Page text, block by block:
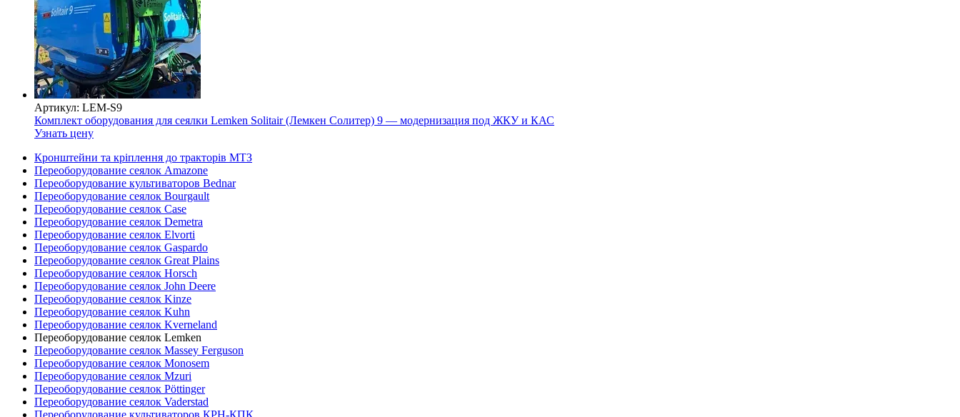
Артикул: LEM-S9
Комплект оборудования для сеялки Lemken Solitair (Лемкен Солитер) 9 — модернизация под ЖКУ и КАС
Узнать цену
Кронштейни та кріплення до тракторів МТЗ
Переоборудование сеялок Amazone
Переоборудование культиваторов Bednar
Переоборудование сеялок Bourgault
Переоборудование сеялок Case
Переоборудование сеялок Demetra
Переоборудование сеялок Elvorti
Переоборудование сеялок Gaspardo
Переоборудование сеялок Great Plains
Переоборудование сеялок Horsch
Переоборудование сеялок John Deere
Переоборудование сеялок Kinze
Переоборудование сеялок Kuhn
Переоборудование сеялок Kverneland
Переоборудование сеялок Lemken
Переоборудование сеялок Massey Ferguson
Переоборудование сеялок Monosem
Переоборудование сеялок Mzuri
Переоборудование сеялок Pöttinger
Переоборудование сеялок Vaderstad
Переоборудование культиваторов КРН-КПК